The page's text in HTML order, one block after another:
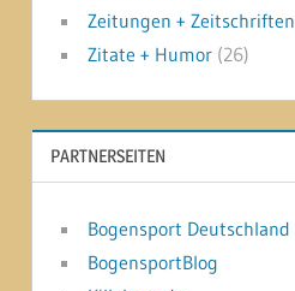
Zeitungen + Zeitschriften
Zitate + Humor(26)
PARTNERSEITEN
Bogensport Deutschland
BogensportBlog